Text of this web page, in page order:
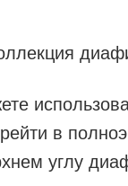
в
углу